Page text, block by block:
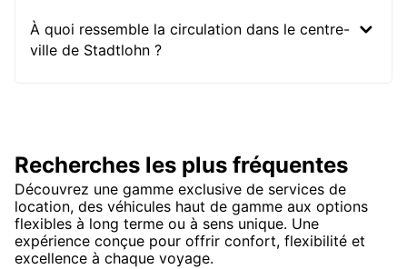
À quoi ressemble la circulation dans le centre-
ville de Stadtlohn ?
Recherches les plus fréquentes
Découvrez une gamme exclusive de services de
location, des véhicules haut de gamme aux options
flexibles à long terme ou à sens unique. Une
expérience conçue pour offrir confort, flexibilité et
excellence à chaque voyage.